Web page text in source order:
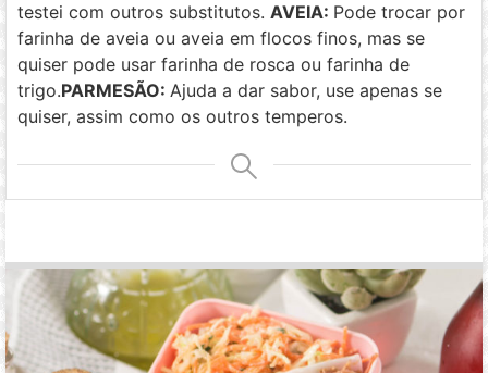
testei com outros substitutos.AVEIA: Pode trocar por
farinha de aveia ou aveia em flocos finos, mas se
quiser pode usar farinha de rosca ou farinha de
trigo.PARMESÃO:Ajuda a dar sabor, use apenas se
quiser, assim como os outros temperos.